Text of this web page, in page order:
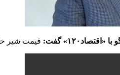
گفت: قیمت شیر خام تنها در طول ۲ ماه گذشته از ۲۳